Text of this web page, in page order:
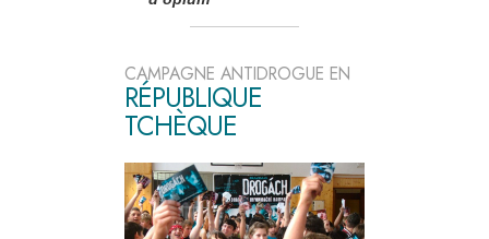
CAMPAGNE ANTIDROGUE EN
RÉPUBLIQUE
TCHÈQUE